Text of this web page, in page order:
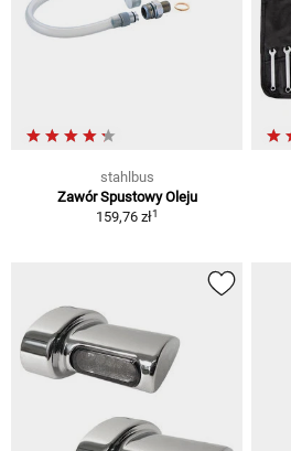
stahlbus
Zawór Spustowy Oleju
159,76 zł1